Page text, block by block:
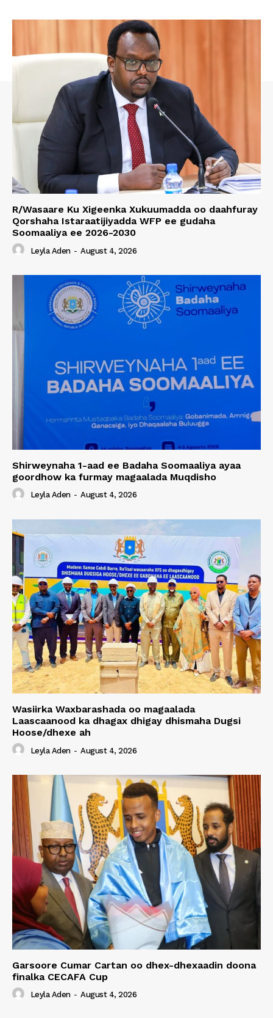
R/Wasaare Ku Xigeenka Xukuumadda oo daahfuray
Qorshaha Istaraatijiyadda WFP ee gudaha
Soomaaliya ee 2026-2030
Leyla Aden - August 4, 2026
Shirweynaha 1-aad ee Badaha Soomaaliya ayaa
goordhow ka furmay magaalada Muqdisho
Leyla Aden - August 4, 2026
Wasiirka Waxbarashada oo magaalada
Laascaanood ka dhagax dhigay dhismaha Dugsi
Hoose/dhexe ah
Leyla Aden - August 4, 2026
Garsoore Cumar Cartan oo dhex-dhexaadin doona
finalka CECAFA Cup
Leyla Aden - August 4, 2026